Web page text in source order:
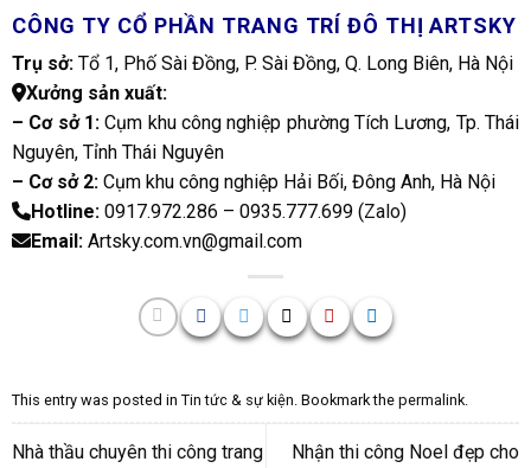
CÔNG TY CỔ PHẦN TRANG TRÍ ĐÔ THỊ ARTSKY
Trụ sở:Tổ 1, Phố Sài Đồng, P. Sài Đồng, Q. Long Biên, Hà Nội
Xưởng sản xuất:
– Cơ sở 1:Cụm khu công nghiệp phường Tích Lương, Tp. Thái
Nguyên, Tỉnh Thái Nguyên
– Cơ sở 2:Cụm khu công nghiệp Hải Bối, Đông Anh, Hà Nội
Hotline:0917.972.286 – 0935.777.699 (Zalo)
Email:Artsky.com.vn@gmail.com
This entry was posted in Tin tức & sự kiện . Bookmark the permalink.
Nhà thầu chuyên thi công trang
Nhận thi công Noel đẹp cho